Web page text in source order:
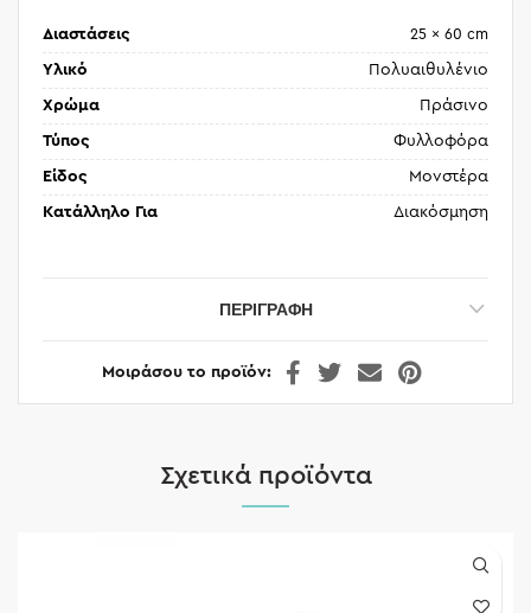
Διαστάσεις 25 × 60 cm
Υλικό Πολυαιθυλένιο
Χρώμα Πράσινο
Τύπος Φυλλοφόρα
Είδος Μονστέρα
Κατάλληλο Για Διακόσμηση
ΠΕΡΙΓΡΑΦΉ
Μοιράσου το προϊόν
Σχετικά προϊόντα